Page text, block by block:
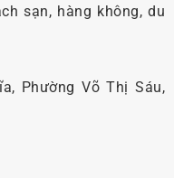
sạn, hàng không, du
Phường Võ Thị Sáu,